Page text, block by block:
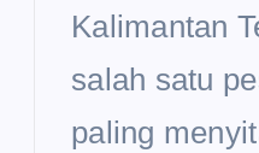
Kalimantan
salah satu
paling